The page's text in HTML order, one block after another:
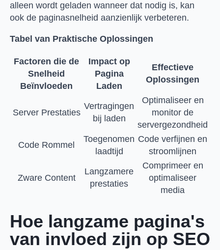
alleen wordt geladen wanneer dat nodig is, kan
ook de paginasnelheid aanzienlijk verbeteren.
Tabel van Praktische Oplossingen
Factoren die de
Snelheid
Beïnvloeden
Impact op
Pagina
Laden
Effectieve
Oplossingen
Server Prestaties
Vertragingen
bij laden
Optimaliseer en
monitor de
servergezondheid
Code Rommel
Toegenomen
laadtijd
Code verfijnen en
stroomlijnen
Zware Content
Langzamere
prestaties
Comprimeer en
optimaliseer
media
Hoe langzame pagina's
van invloed zijn op SEO